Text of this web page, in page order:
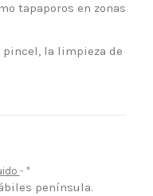
tapaporos en zonas
pincel, la limpieza de
*
península.